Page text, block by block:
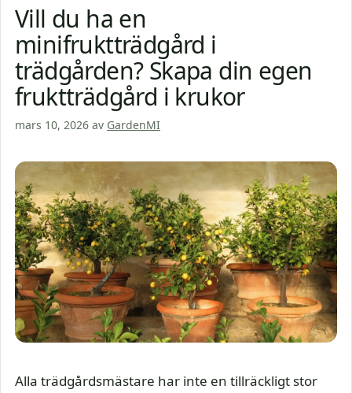
Vill du ha en
minifruktträdgård i
trädgården? Skapa din egen
fruktträdgård i krukor
mars 10, 2026 av GardenMI
Alla trädgårdsmästare har inte en tillräckligt stor